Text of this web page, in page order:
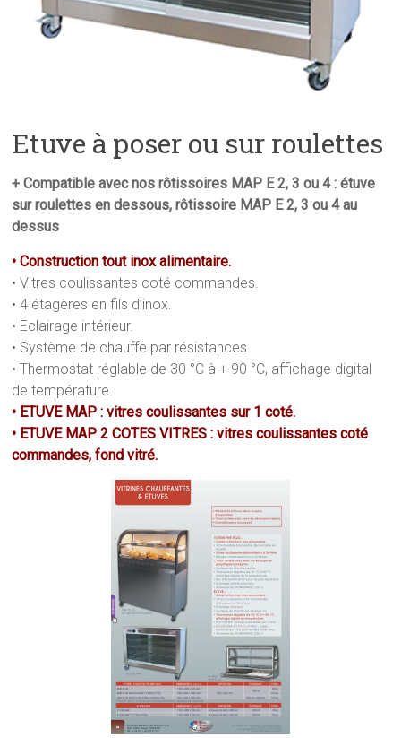
Etuve à poser ou sur roulettes
+ Compatible avec nos rôtissoires MAP E 2, 3 ou 4 : étuve
sur roulettes en dessous, rôtissoire MAP E 2, 3 ou 4 au
dessus
• Construction tout inox alimentaire.
• Vitres coulissantes coté commandes.
• 4 étagères en fils d’inox.
• Eclairage intérieur.
• Système de chauffe par résistances.
• Thermostat réglable de 30 °C à + 90 °C, affichage digital
de température.
• ETUVE MAP : vitres coulissantes sur 1 coté.
• ETUVE MAP 2 COTES VITRES : vitres coulissantes coté
commandes, fond vitré.